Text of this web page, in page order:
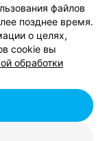
файлов
позднее время.
о целях,
cookie вы
обработки